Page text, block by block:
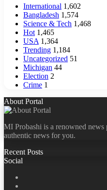
International 1,602
Bangladesh 1,574
Science & Tech 1,468
Hot 1,465
USA 1,364
Trending 1,184
Uncategorized 51
Michigan 44
Election 2
Crime 1
About Portal
MI Probashi is a renowned
authentic news for you.
Recent Posts
Social